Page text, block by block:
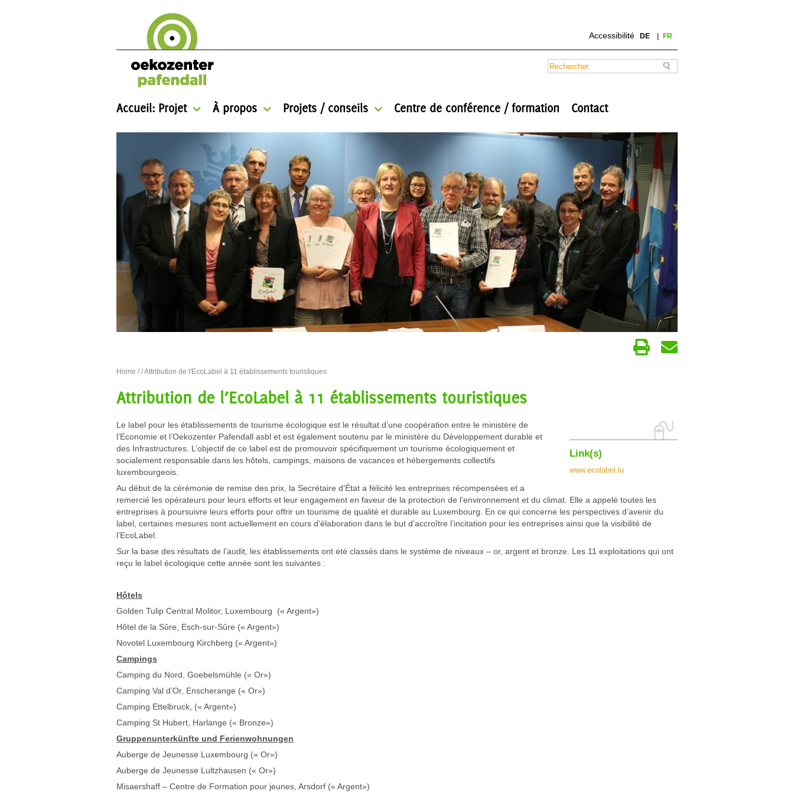
Accessibilité DE FR
Accueil: Projet À propos Projets / conseils Centre de conférence / formation Contact
Home // Attribution de l'EcoLabel à 11 établissements touristiques
Attribution de l’EcoLabel à 11 établissements touristiques
Link(s)
www.ecolabel.lu
Le label pour les établissements de tourisme écologique est le résultat d’une coopération entre le ministère de
l’Economie et l’Oekozenter Pafendall asbl et est également soutenu par le ministère du Développement durable et
des Infrastructures. L’objectif de ce label est de promouvoir spécifiquement un tourisme écologiquement et
socialement responsable dans les hôtels, campings, maisons de vacances et hébergements collectifs
luxembourgeois.
Au début de la cérémonie de remise des prix, la Secrétaire d’État a félicité les entreprises récompensées et a
remercié les opérateurs pour leurs efforts et leur engagement en faveur de la protection de l’environnement et du climat. Elle a appelé toutes les
entreprises à poursuivre leurs efforts pour offrir un tourisme de qualité et durable au Luxembourg. En ce qui concerne les perspectives d’avenir du
label, certaines mesures sont actuellement en cours d’élaboration dans le but d’accroître l’incitation pour les entreprises ainsi que la visibilité de
l’EcoLabel.
Sur la base des résultats de l’audit, les établissements ont été classés dans le système de niveaux – or, argent et bronze. Les 11 exploitations qui ont
reçu le label écologique cette année sont les suivantes :
Hôtels
Golden Tulip Central Molitor, Luxembourg (« Argent»)
Hôtel de la Sûre, Esch-sur-Sûre (« Argent»)
Novotel Luxembourg Kirchberg (« Argent»)
Campings
Camping du Nord, Goebelsmühle (« Or»)
Camping Val d’Or, Enscherange (« Or»)
Camping Ettelbruck, (« Argent»)
Camping St Hubert, Harlange (« Bronze»)
Gruppenunterkünfte und Ferienwohnungen
Auberge de Jeunesse Luxembourg (« Or»)
Auberge de Jeunesse Lultzhausen (« Or»)
Misaershaff – Centre de Formation pour jeunes, Arsdorf (« Argent»)